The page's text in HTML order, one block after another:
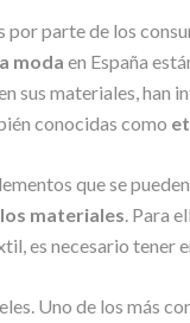
parte de los
moda en España
sus materiales,
conocidas como
que se
materiales . Para
es necesario tener
Uno de los más